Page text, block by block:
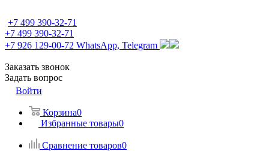
+7 499 390-32-71
+7 499 390-32-71
+7 926 129-00-72 WhatsApp, Telegram
Заказать звонок
Задать вопрос
Войти
Корзина0
Избранные товары0
Сравнение товаров0